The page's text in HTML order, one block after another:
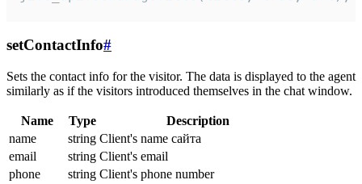
setContactInfo#
Sets the contact info for the visitor. The data is displayed to the agent
similarly as if the visitors introduced themselves in the chat window.
Name Type
Description
name
string Client's name сайта
email
string Client's email
phone
string Client's phone number